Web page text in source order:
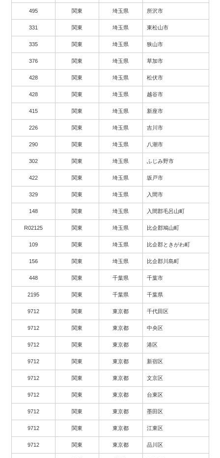
495 関東 埼玉県 所沢市
331 関東 埼玉県 東松山市
335 関東 埼玉県 狭山市
376 関東 埼玉県 草加市
428 関東 埼玉県 松伏市
428 関東 埼玉県 越谷市
415 関東 埼玉県 新座市
226 関東 埼玉県 吉川市
290 関東 埼玉県 八潮市
302 関東 埼玉県 ふじみ野市
422 関東 埼玉県 坂戸市
329 関東 埼玉県 入間市
148 関東 埼玉県 入間郡毛呂山町
R02125 関東 埼玉県 比企郡鳩山町
109 関東 埼玉県 比企郡ときがわ町
156 関東 埼玉県 比企郡川島町
448 関東 千葉県 千葉市
2195 関東 千葉県 千葉県
9712 関東 東京都 千代田区
9712 関東 東京都 中央区
9712 関東 東京都 港区
9712 関東 東京都 新宿区
9712 関東 東京都 文京区
9712 関東 東京都 台東区
9712 関東 東京都 墨田区
9712 関東 東京都 江東区
9712 関東 東京都 品川区